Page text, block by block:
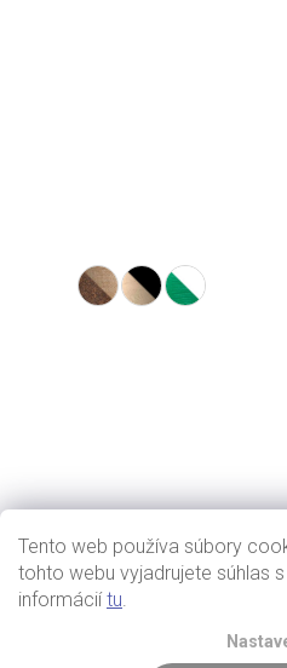
Tento web používa súbory
tohto webu vyjadrujete súhlas
informáciítu.